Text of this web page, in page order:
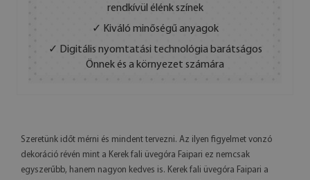
rendkívül élénk színek
✓ Kiváló minőségű anyagok
✓ Digitális nyomtatási technológia barátságos
Önnek és a környezet számára
Szeretünk időt mérni és mindent tervezni. Az ilyen figyelmet vonzó
dekoráció révén mint a Kerek fali üvegóra Faipari ez nemcsak
egyszerűbb, hanem nagyon kedves is. Kerek fali üvegóra Faipari a